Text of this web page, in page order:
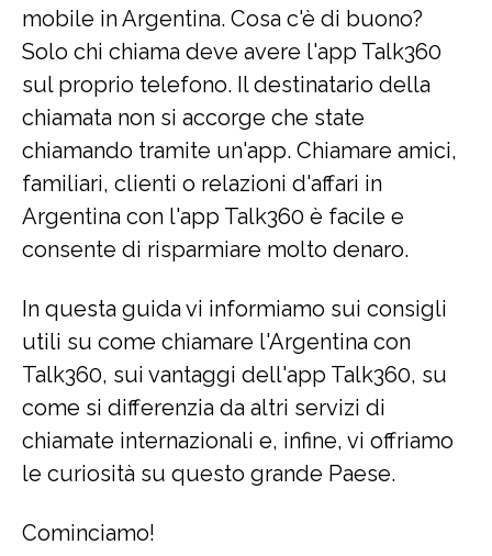
mobile in Argentina. Cosa c'è di buono?
Solo chi chiama deve avere l'app Talk360
sul proprio telefono. Il destinatario della
chiamata non si accorge che state
chiamando tramite un'app. Chiamare amici,
familiari, clienti o relazioni d'affari in
Argentina con l'app Talk360 è facile e
consente di risparmiare molto denaro.
In questa guida vi informiamo sui consigli
utili su come chiamare l'Argentina con
Talk360, sui vantaggi dell'app Talk360, su
come si differenzia da altri servizi di
chiamate internazionali e, infine, vi offriamo
le curiosità su questo grande Paese.
Cominciamo!